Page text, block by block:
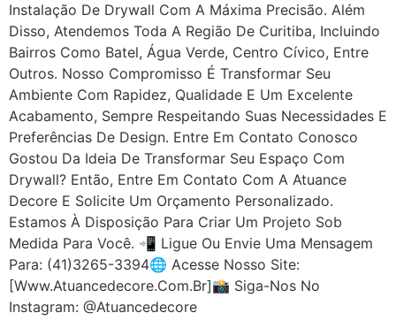
Instalação De Drywall Com A Máxima Precisão. Além
Disso, Atendemos Toda A Região De Curitiba, Incluindo
Bairros Como Batel, Água Verde, Centro Cívico, Entre
Outros. Nosso Compromisso É Transformar Seu
Ambiente Com Rapidez, Qualidade E Um Excelente
Acabamento, Sempre Respeitando Suas Necessidades E
Preferências De Design. Entre Em Contato Conosco
Gostou Da Ideia De Transformar Seu Espaço Com
Drywall? Então, Entre Em Contato Com A Atuance
Decore E Solicite Um Orçamento Personalizado.
Estamos À Disposição Para Criar Um Projeto Sob
Medida Para Você. 📲 Ligue Ou Envie Uma Mensagem
Para: (41)3265-3394🌐 Acesse Nosso Site:
[www.atuancedecore.com.br]📸 Siga-Nos No
Instagram: @atuancedecore